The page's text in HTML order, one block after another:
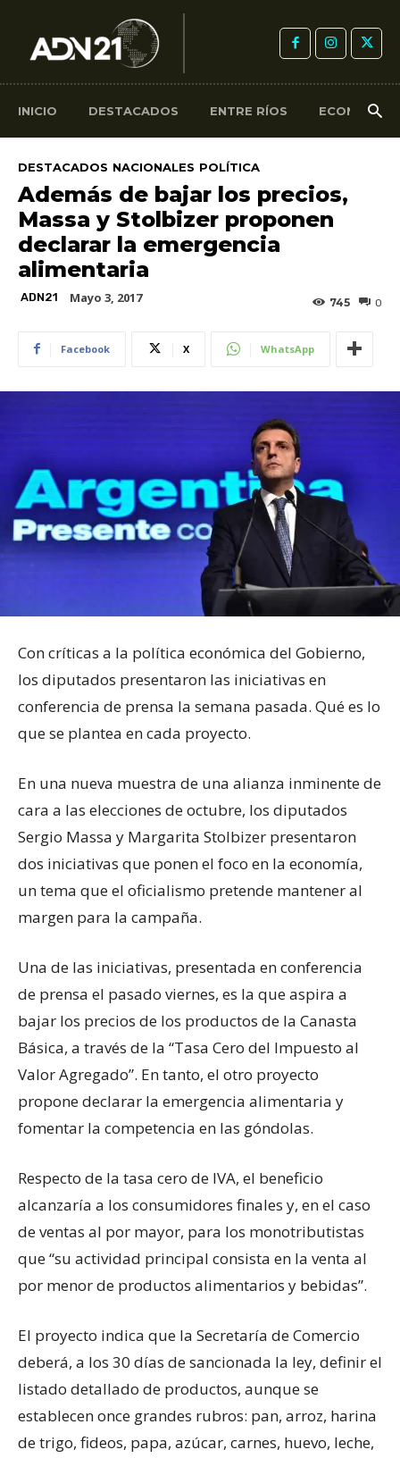
INICIO DESTACADOS ENTRE RÍOS ECONOMÍA
DESTACADOS NACIONALES POLÍTICA
Además de bajar los precios,
Massa y Stolbizer proponen
declarar la emergencia
alimentaria
ADN21 Mayo 3, 2017 0
745
Facebook X WhatsApp
Con críticas a la política económica del Gobierno,
los diputados presentaron las iniciativas en
conferencia de prensa la semana pasada. Qué es lo
que se plantea en cada proyecto.
En una nueva muestra de una alianza inminente de
cara a las elecciones de octubre, los diputados
Sergio Massa y Margarita Stolbizer presentaron
dos iniciativas que ponen el foco en la economía,
un tema que el oficialismo pretende mantener al
margen para la campaña.
Una de las iniciativas, presentada en conferencia
de prensa el pasado viernes, es la que aspira a
bajar los precios de los productos de la Canasta
Básica, a través de la “Tasa Cero del Impuesto al
Valor Agregado”. En tanto, el otro proyecto
propone declarar la emergencia alimentaria y
fomentar la competencia en las góndolas.
Respecto de la tasa cero de IVA, el beneficio
alcanzaría a los consumidores finales y, en el caso
de ventas al por mayor, para los monotributistas
que “su actividad principal consista en la venta al
por menor de productos alimentarios y bebidas”.
El proyecto indica que la Secretaría de Comercio
deberá, a los 30 días de sancionada la ley, definir el
listado detallado de productos, aunque se
establecen once grandes rubros: pan, arroz, harina
de trigo, fideos, papa, azúcar, carnes, huevo, leche,